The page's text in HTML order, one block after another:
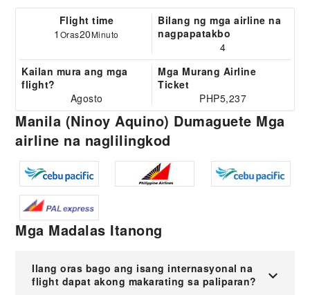
Flight time
1 Oras20Minuto
Bilang ng mga airline na
nagpapatakbo
4
Kailan mura ang mga
flight?
Agosto
Mga Murang Airline
Ticket
PHP5,237
Manila (Ninoy Aquino) Dumaguete Mga
airline na naglilingkod
Mga Madalas Itanong
Ilang oras bago ang isang internasyonal na
flight dapat akong makarating sa paliparan?